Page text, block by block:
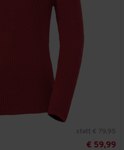
statt € 79,95
€ 59,99